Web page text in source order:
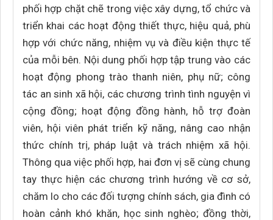
phối hợp chặt chẽ trong việc xây dựng, tổ chức và
triển khai các hoạt động thiết thực, hiệu quả, phù
hợp với chức năng, nhiệm vụ và điều kiện thực tế
của mỗi bên. Nội dung phối hợp tập trung vào các
hoạt động phong trào thanh niên, phụ nữ; công
tác an sinh xã hội, các chương trình tình nguyện vì
cộng đồng; hoạt động đồng hành, hỗ trợ đoàn
viên, hội viên phát triển kỹ năng, nâng cao nhận
thức chính trị, pháp luật và trách nhiệm xã hội.
Thông qua việc phối hợp, hai đơn vị sẽ cùng chung
tay thực hiện các chương trình hướng về cơ sở,
chăm lo cho các đối tượng chính sách, gia đình có
hoàn cảnh khó khăn, học sinh nghèo; đồng thời,